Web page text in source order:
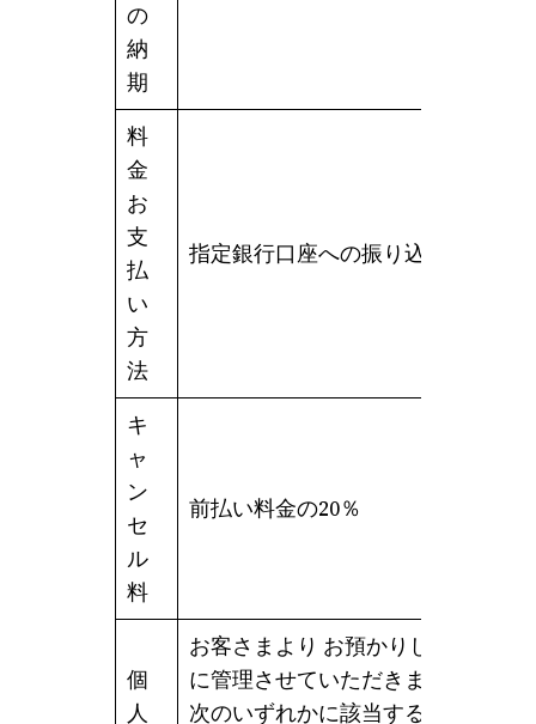
の
納
期
料
金
お
支
払
い
方
法
指定銀行口座への振り込み
キ
ャ
ン
セ
ル
料
前払い料金の20％
個
人
お客さまより お預かりした個人情
に管理させていただきます。
次のいずれかに該当する場合を除